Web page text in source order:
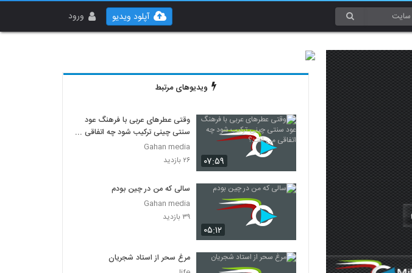
ورود آپلود ویدیو
ویدیوهای مرتبط
۰۷:۵۹
وقتی عطرهای عربی با فرهنگ عود
سنتی چینی ترکیب شود چه اتفاقی
می افتد؟
Gahan media
۲۶ بازدید
۰۵:۱۲
سالی که من در چین بودم
Gahan media
۳۹ بازدید
مرغ سحر از استاد شجریان